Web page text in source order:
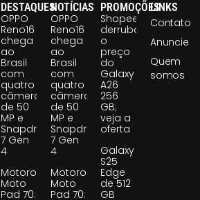
DESTAQUES
OPPO
Reno16
chega
ao
Brasil
com
quatro
câmeras
de 50
MP e
Snapdragon
7 Gen
4
Motorola
Moto
Pad 70:
NOTÍCIAS
OPPO
Reno16
chega
ao
Brasil
com
quatro
câmeras
de 50
MP e
Snapdragon
7 Gen
4
Motorola
Moto
Pad 70:
PROMOÇÕES
Shopee
derruba
o
preço
do
Galaxy
A26
256
GB;
veja a
oferta
Galaxy
S25
Edge
de 512
GB
LINKS
Contato
Anuncie
Quem
somos